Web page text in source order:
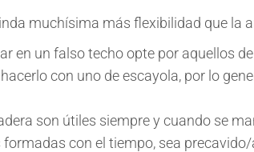
muchísima más flexibilidad que la
en un falso techo opte por aquellos
con uno de escayola, por lo
son útiles siempre y cuando se
con el tiempo, sea